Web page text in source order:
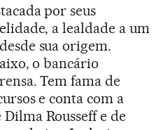
por seus
a lealdade a um
sua origem.
o bancário
Tem fama de
e conta com a
Rousseff e de